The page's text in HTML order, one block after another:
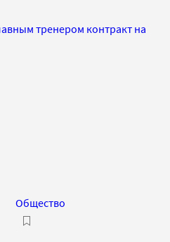
тренером контракт на
Общество